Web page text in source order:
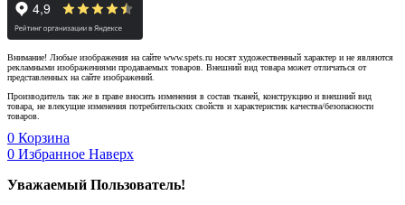
Внимание! Любые изображения на сайте www.spets.ru носят художественный характер и не являются
рекламными изображениями продаваемых товаров. Внешний вид товара может отличаться от
представленных на сайте изображений.
Производитель так же в праве вносить изменения в состав тканей, конструкцию и внешний вид
товара, не влекущие изменения потребительских свойств и характеристик качества/безопасности
товаров.
0 Корзина
0 Избранное Наверх
Уважаемый Пользователь!